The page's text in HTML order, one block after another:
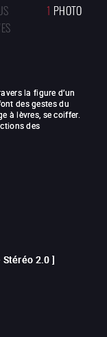
1 PHOTO
la figure d’un
des gestes du
à lèvres, se coiffer.
des
Stéréo 2.0 ]